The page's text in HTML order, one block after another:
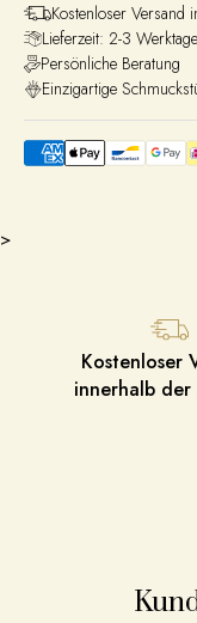
Kostenloser Versand
Lieferzeit: 2-3 Werktage
Persönliche Beratung
Einzigartige
>
Kostenloser
innerhalb der